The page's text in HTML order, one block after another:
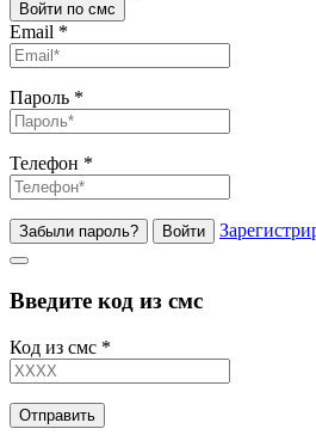
Войти по смс
Email *
Пароль *
Телефон *
Забыли пароль? Войти
Введите код из смс
Код из смс *
Отправить